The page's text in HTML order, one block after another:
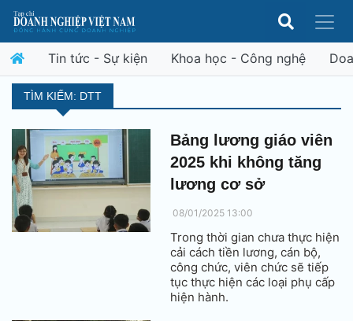
Tin tức - Sự kiện Khoa học - Công nghệ
TÌM KIẾM: DTT
Bảng lương giáo viên
2025 khi không tăng
lương cơ sở
08/01/2025 13:00
Trong thời gian chưa thực hiện
cải cách tiền lương, cán bộ,
công chức, viên chức sẽ tiếp
tục thực hiện các loại phụ cấp
hiện hành.